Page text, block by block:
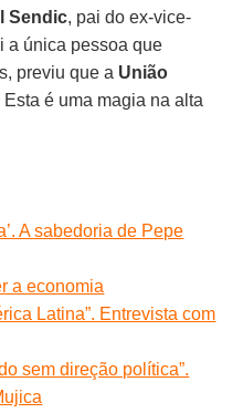
Sendic, pai do ex-vice-
a única pessoa que
previu que a União
é uma magia na alta
A sabedoria de Pepe
a economia
Latina”. Entrevista com
sem direção política”.